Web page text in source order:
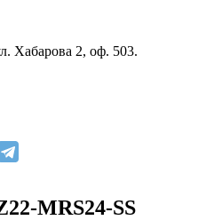
Хабарова 2, оф. 503.
MRS24-SS